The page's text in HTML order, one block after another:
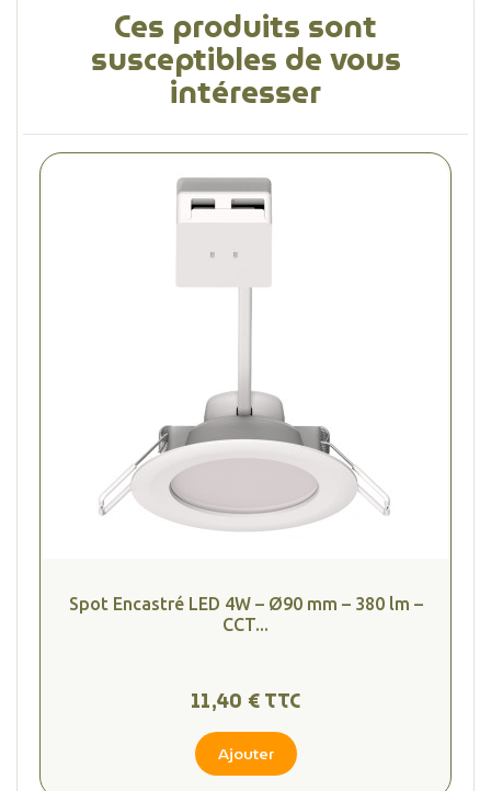
Ces produits sont
susceptibles de vous
intéresser
Spot Encastré LED 4W – Ø90 mm – 380 lm –
CCT...
11,40 € TTC
Ajouter